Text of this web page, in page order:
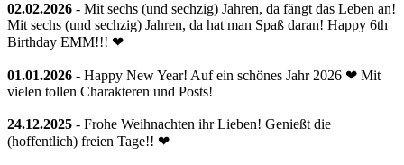
02.02.2026 - Mit sechs (und sechzig) Jahren, da fängt das Leben an!
Mit sechs (und sechzig) Jahren, da hat man Spaß daran! Happy 6th
Birthday EMM!!! ❤
01.01.2026 - Happy New Year! Auf ein schönes Jahr 2026 ❤ Mit
vielen tollen Charakteren und Posts!
24.12.2025 - Frohe Weihnachten ihr Lieben! Genießt die
(hoffentlich) freien Tage!! ❤